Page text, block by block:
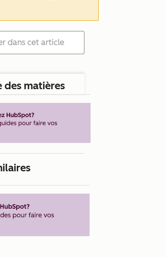
des matières